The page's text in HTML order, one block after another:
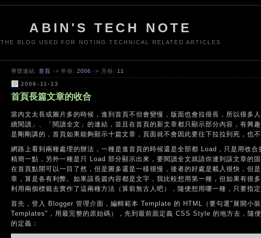
ABIN'S TECH NOTE
THE BLOG USED FOR NOTING TECHNICAL RELATED ARTICLES
導覽連結:首頁 -> 年份:2006 -> 月份: 11
2006-11-13
首頁長篇文章的收合
當內文太長或圖片多的時候，進到首頁不但會變慢，版面也會拉很長，所以很多
續閱讀」、「閱讀全文」的連結，並且在首頁的新文章都只顯示部分內容，有興
是剛剛講的，首頁如果能夠顯示十篇文章，頁面就不會因此要往下拉拉到死，也不
網路上看到兩種處理的辦法，一種是進首頁的時候還是全部都 Load，只是用收合
精簡一點，另外一種是只 Load 部分顯示出來，要閱讀全文就請你連到該文章的
在首頁點開可以一目了然，但是圖多還是一樣很慢，後者的好處是載入很快，但
章，算是各有利弊。如果該長篇內容都是文字，我比較想用第一種，但如果有很
利用兩個標籤去實作了這兩種方法（算前無古人吧），隨便想用哪一種，只要指
首先，登入 Blogger 管理介面，編輯範本 Template 的 HTML（要勾選"展開小
Templates"，用最完整的原始碼），先到最前面定義 CSS Style 的地方去，隨
的定義：